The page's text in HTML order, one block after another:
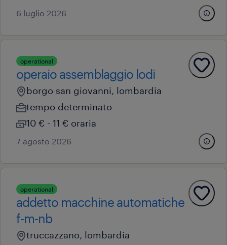
6 luglio 2026
operational
operaio assemblaggio lodi
borgo san giovanni, lombardia
tempo determinato
10 € - 11 € oraria
7 agosto 2026
operational
addetto macchine automatiche
f-m-nb
truccazzano, lombardia